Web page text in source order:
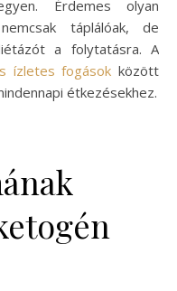
Érdemes olyan
táplálóak, de
a folytatásra. A
ízletes fogások között
étkezésekhez.